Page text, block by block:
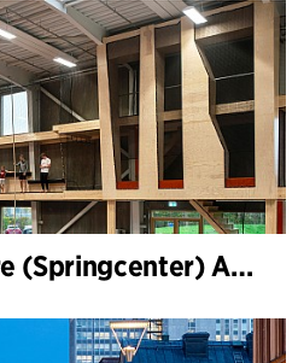
Gymnastics Centre (Springcenter) Aarhus, extension